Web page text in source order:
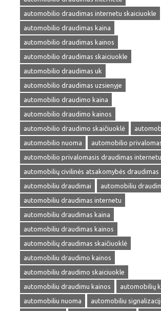
automobilio draudimas internetu skaiciuokle
automobilio draudimas kaina
automobilio draudimas kainos
automobilio draudimas skaiciuokle
automobilio draudimas uk
automobilio draudimas uzsienyje
automobilio draudimo kaina
automobilio draudimo kainos
automobilio draudimo skaičiuoklė
automobilio nuoma
automobilio
automobilio privalomasis draudimas internetu
automobilių civilinės atsakomybės draudimas
automobiliu draudimai
automobiliu
automobiliu draudimas internetu
automobiliu draudimas kaina
automobiliu draudimas kainos
automobilių draudimas skaičiuoklė
automobiliu draudimo kainos
automobiliu draudimo skaiciuokle
automobiliu draudimu kainos
automobilių
automobiliu nuoma
automobiliu